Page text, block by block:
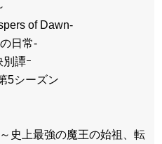
of Dawn-
日常-
別譚ｰ
5シーズン
史上最強の魔王の始祖、転